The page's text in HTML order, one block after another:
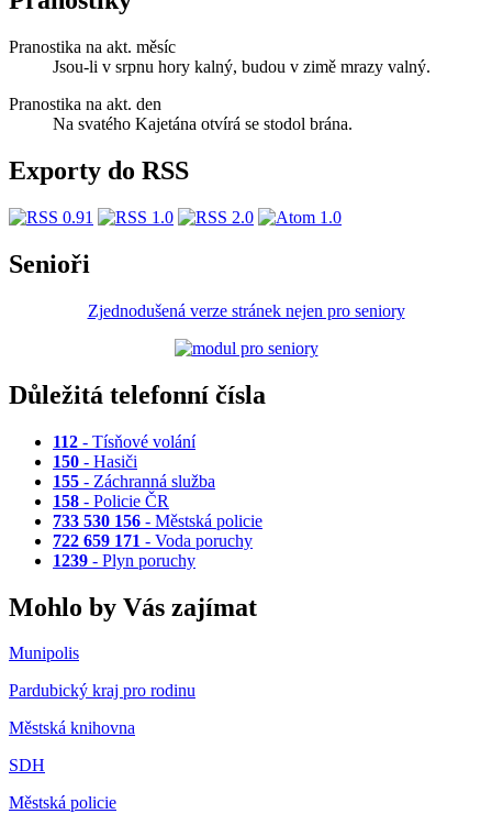
Pranostika na akt. měsíc
Jsou-li v srpnu hory kalný, budou v zimě mrazy valný.
Pranostika na akt. den
Na svatého Kajetána otvírá se stodol brána.
Exporty do RSS
Senioři
Zjednodušená verze stránek nejen pro seniory
Důležitá telefonní čísla
112 - Tísňové volání
150 - Hasiči
155 - Záchranná služba
158 - Policie ČR
733 530 156 - Městská policie
722 659 171 - Voda poruchy
1239 - Plyn poruchy
Mohlo by Vás zajímat
Munipolis
Pardubický kraj pro rodinu
Městská knihovna
SDH
Městská policie